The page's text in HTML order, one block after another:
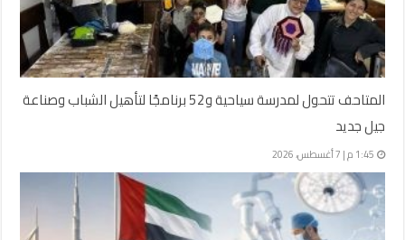
المتاحف تتحول لمدرسة سياحية و52 برنامجًا لتأهيل الشباب وصناعة
جيل جديد
1:45 م | 7 أغسطس، 2026